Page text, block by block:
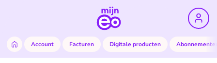
Account Facturen Digitale producten